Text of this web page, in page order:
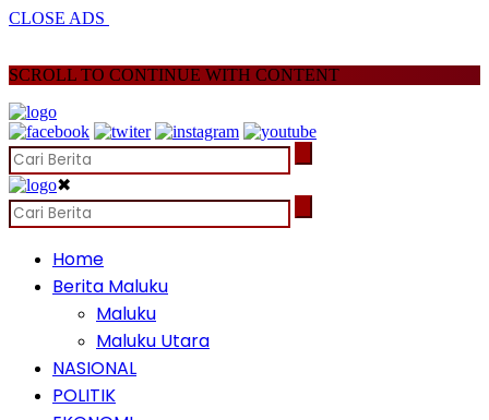
CLOSE ADS
SCROLL TO CONTINUE WITH CONTENT
✖
Home
Berita Maluku
Maluku
Maluku Utara
NASIONAL
POLITIK